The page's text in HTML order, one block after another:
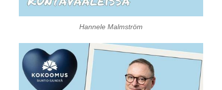
Hannele Malmström